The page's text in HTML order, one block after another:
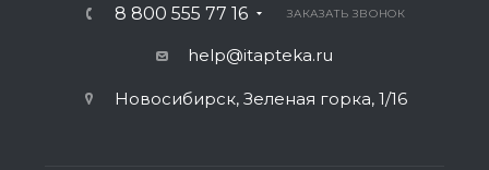
8 800 555 77 16 ЗАКАЗАТЬ ЗВОНОК
help@itapteka.ru
Новосибирск, Зеленая горка, 1/16